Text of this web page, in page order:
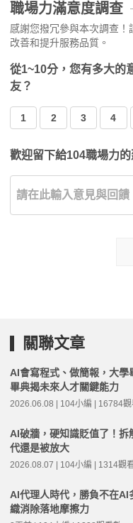
職場力滿意度調查
感謝您撥冗參與本次調查
改善和提升服務品質。
從1~10分，您有多大的
友？
1 2 3 4
歡迎留下給104職場力
關聯文章
AI會寫程式、做簡報，大
畢典揭未來人才關鍵能力
2026.06.08 | 104小編 | 16784
AI破牆，硬知識貶值了！
代還是被放大
2026.08.07 | 104小編 | 1314觀
AI代理人時代，勝負不在AI
織消除落地摩擦力